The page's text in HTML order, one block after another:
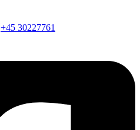
+45 30227761